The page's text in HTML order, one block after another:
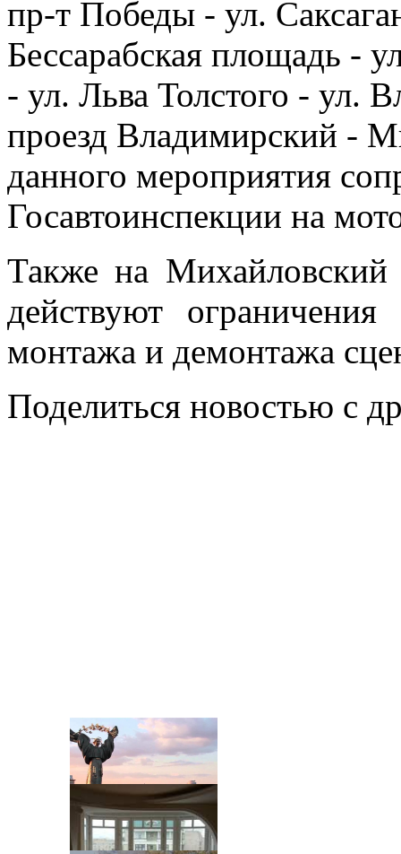
пр-т Победы - ул.
Бессарабская площадь -
- ул. Льва Толстого - ул.
проезд Владимирский -
данного мероприятия
Госавтоинспекции на
Также на
действуют
монтажа и демонтажа
Поделиться новостью с